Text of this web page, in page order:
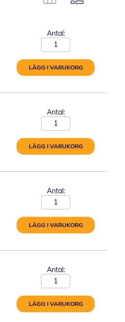
Antal:
LÄGG I VARUKORG
Antal:
LÄGG I VARUKORG
Antal:
LÄGG I VARUKORG
Antal:
LÄGG I VARUKORG